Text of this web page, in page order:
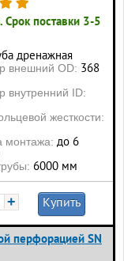
Срок поставки 3-5
дренажная
внешний OD: 368
внутренний ID:
жесткости:
монтажа: до 6
6000 мм
+ Купить
перфорацией SN